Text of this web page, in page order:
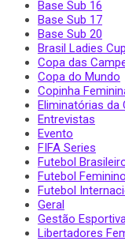
Base Sub 16
Base Sub 17
Base Sub 20
Brasil Ladies Cup
Copa das
Copa do Mundo
Copinha
Eliminatórias da
Entrevistas
Evento
FIFA Series
Futebol
Futebol Feminino
Futebol
Geral
Gestão
Libertadores